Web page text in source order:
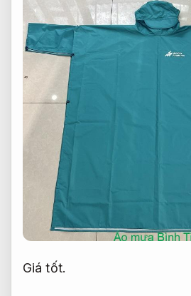
Giá tốt.